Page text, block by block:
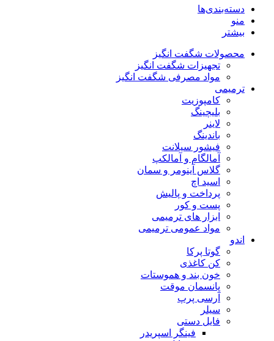
دسته‌بندی‌ها
منو
بیشتر
محصولات شگفت انگیز
تجهیزات شگفت انگیز
مواد مصرفی شگفت انگیز
ترمیمی
کامپوزیت
بلیچینگ
لاینر
باندینگ
فیشور سیلانت
آمالگام و آمالکپ
گلاس آینومر و سمان
اسید اچ
پرداخت و پالیش
پست و کور
ابزار های ترمیمی
مواد عمومی ترمیمی
اندو
گوتا پرکا
کن کاغذی
خون بند و هموستات
پانسمان موقت
آرسی پرپ
سیلر
فایل دستی
فینگر اسپریدر